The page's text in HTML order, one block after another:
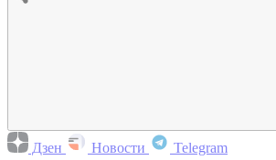
Дзен Новости Telegram